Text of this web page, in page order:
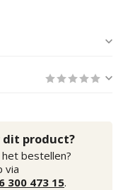
dit product?
bestellen?
via
300 473 15.